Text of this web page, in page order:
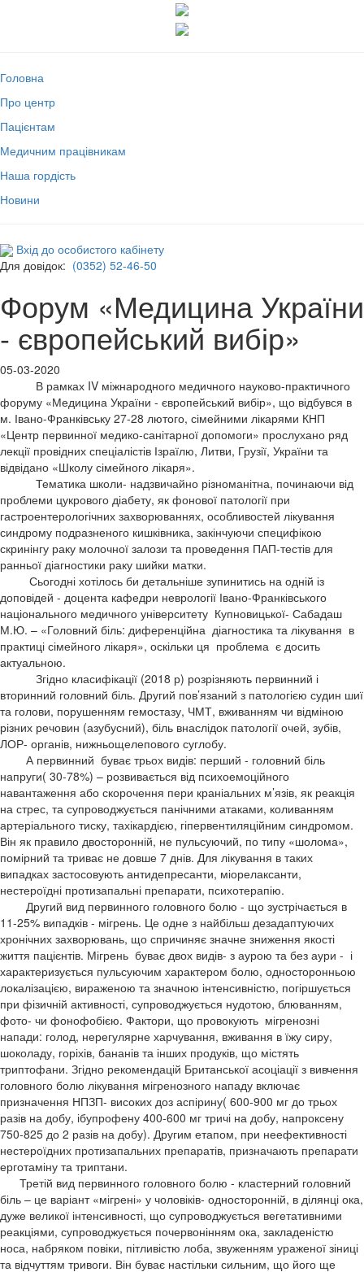
Головна
Про центр
Пацієнтам
Медичним працівникам
Наша гордість
Новини
Вхід до особистого кабінету
Для довідок: (0352) 52-46-50
Форум «Медицина України
- європейський вибір»
05-03-2020
В рамках IV міжнародного медичного науково-практичного
форуму «Медицина України - європейський вибір», що відбувся в
м. Івано-Франківську 27-28 лютого, сімейними лікарями КНП
«Центр первинної медико-санітарної допомоги» прослухано ряд
лекції провідних спеціалістів Ізраїлю, Литви, Грузії, України та
відвідано «Школу сімейного лікаря».
Тематика школи- надзвичайно різноманітна, починаючи від
проблеми цукрового діабету, як фонової патології при
гастроентерологічних захворюваннях, особливостей лікування
синдрому подразненого кишківника, закінчуючи специфікою
скринінгу раку молочної залози та проведення ПАП-тестів для
ранньої діагностики раку шийки матки.
Сьогодні хотілось би детальніше зупинитись на одній із
доповідей - доцента кафедри неврології Івано-Франківського
національного медичного університету Купновицької- Сабадаш
М.Ю. – «Головний біль: диференційна діагностика та лікування в
практиці сімейного лікаря», оскільки ця проблема є досить
актуальною.
Згідно класифікації (2018 р) розрізняють первинний і
вторинний головний біль. Другий пов’язаний з патологією судин шиї
та голови, порушенням гемостазу, ЧМТ, вживанням чи відміною
різних речовин (азубусний), біль внаслідок патології очей, зубів,
ЛОР- органів, нижньощелепового суглобу.
А первинний буває трьох видів: перший - головний біль
напруги( 30-78%) – розвивається від психоемоційного
навантаження або скорочення пери краніальних м’язів, як реакція
на стрес, та супроводжується панічними атаками, коливанням
артеріального тиску, тахікардією, гіпервентиляційним синдромом.
Він як правило двосторонній, не пульсуючий, по типу «шолома»,
помірний та триває не довше 7 днів. Для лікування в таких
випадках застосовують антидепресанти, міорелаксанти,
нестероїдні протизапальні препарати, психотерапію.
Другий вид первинного головного болю - що зустрічається в
11-25% випадків - мігрень. Це одне з найбільш дезадаптуючих
хронічних захворювань, що спричиняє значне зниження якості
життя пацієнтів. Мігрень буває двох видів- з аурою та без аури - і
характеризується пульсуючим характером болю, односторонньою
локалізацією, вираженою та значною інтенсивністю, погіршується
при фізичній активності, супроводжується нудотою, блюванням,
фото- чи фонофобією. Фактори, що провокують мігренозні
напади: голод, нерегулярне харчування, вживання в їжу сиру,
шоколаду, горіхів, бананів та інших продуків, що містять
триптофани. Згідно рекомендацій Британської асоціації з вивчення
головного болю лікування мігренозного нападу включає
призначення НПЗП- високих доз аспірину( 600-900 мг до трьох
разів на добу, ібупрофену 400-600 мг тричі на добу, напроксену
750-825 до 2 разів на добу). Другим етапом, при неефективності
нестероїдних протизапальних препаратів, призначають препарати
ерготаміну та триптани.
Третій вид первинного головного болю - кластерний головний
біль – це варіант «мігрені» у чоловіків- односторонній, в ділянці ока,
дуже великої інтенсивності, що супроводжується вегетативними
реакціями, супроводжується почервонінням ока, закладеністю
носа, набряком повіки, пітливістю лоба, звуженням ураженої зіниці
та відчуттям тривоги. Він буває настільки сильним, що його ще